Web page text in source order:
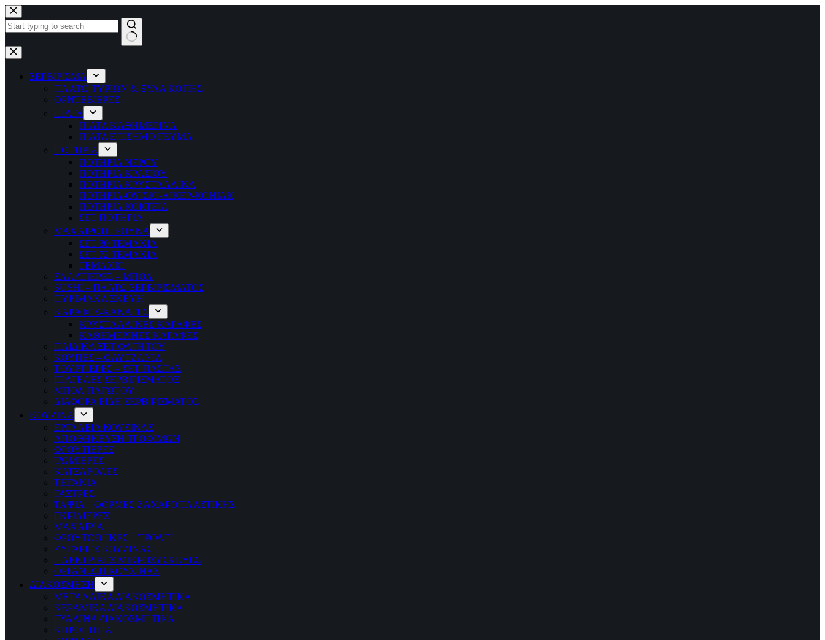
Μετάβαση
στο
περιεχόμενο
No
results
ΣΕΡΒΙΡΙΣΜΑ
ΠΛΑΤΩ ΤΥΡΙΩΝ & ΞΥΛΑ ΚΟΠΗΣ
ΟΡΝΤΕΒΙΕΡΕΣ
ΠΙΑΤΑ
ΠΙΑΤΑ ΚΑΘΗΜΕΡΙΝΑ
ΠΙΑΤΑ ΕΠΙΣΗΜΟ ΓΕΥΜΑ
ΠΟΤΗΡΙΑ
ΠΟΤΗΡΙΑ ΝΕΡΟΥ
ΠΟΤΗΡΙΑ ΚΡΑΣΙΟΥ
ΠΟΤΗΡΙΑ ΚΡΥΣΤΑΛΛΙΝΑ
ΠΟΤΗΡΙΑ-ΟΥΙΣΚΙ-ΛΙΚΕΡ-ΚΟΝΙΑΚ
ΠΟΤΗΡΙΑ ΚΟΚΤΕΙΛ
ΣΕΤ ΠΟΤΗΡΙΑ
ΜΑΧΑΙΡΟΠΗΡΟΥΝΑ
ΣΕΤ 30 ΤΕΜΑΧΙΑ
ΣΕΤ 72 ΤΕΜΑΧΙΑ
ΤΕΜΑΧΙΟ
ΣΑΛΑΤΙΕΡΕΣ – ΜΠΟΛ
SUSHI – ΠΛΑΤΩ ΣΕΡΒΙΡΙΣΜΑΤΟΣ
ΠΥΡΙΜΑΧΑ ΣΚΕΥΗ
ΚΑΡΑΦΕΣ-ΚΑΝΑΤΕΣ
ΚΡΥΣΤΑΛΛΙΝΕΣ ΚΑΡΑΦΕΣ
ΚΑΘΗΜΕΡΙΝΕΣ ΚΑΡΑΦΕΣ
ΠΑΙΔΙΚΑ ΣΕΤ ΦΑΓΗΤΟΥ
ΚΟΥΠΕΣ – ΦΛΥΤΖΑΝΙΑ
ΤΟΥΡΤΙΕΡΕΣ – ΣΕΤ ΠΑΣΤΑΣ
ΠΙΑΤΕΛΕΣ ΣΕΡΒΙΡΙΣΜΑΤΟΣ
ΜΠΟΛ ΠΑΓΩΤΟΥ
ΔΙΑΦΟΡΑ ΕΙΔΗ ΣΕΡΒΙΡΙΣΜΑΤΟΣ
ΚΟΥΖΙΝΑ
ΕΡΓΑΛΕΙΑ ΚΟΥΖΙΝΑΣ
ΑΠΟΘΗΚΕΥΣΗ ΤΡΟΦΙΜΩΝ
ΦΡΟΥΤΙΕΡΕΣ
ΨΩΜΙΕΡΕΣ
ΚΑΤΣΑΡΟΛΕΣ
ΤΗΓΑΝΙΑ
ΓΑΣΤΡΕΣ
ΤΑΨΙΑ – ΦΟΡΜΕΣ ΖΑΧΑΡΟΠΛΑΣΤΙΚΗΣ
ΓΚΡΙΛΙΕΡΕΣ
ΜΑΧΑΙΡΙΑ
ΦΡΟΥΤΟΘΗΚΕΣ – ΤΡΟΛΕΙ
ΖΥΓΑΡΙΕΣ ΚΟΥΖΙΝΑΣ
ΗΛΕΚΤΡΙΚΕΣ ΜΙΚΡΟΣΥΣΚΕΥΕΣ
ΟΡΓΑΝΩΣΗ ΚΟΥΖΙΝΑΣ
ΔΙΑΚΟΣΜΗΣΗ
ΜΕΤΑΛΛΙΚΑ ΔΙΑΚΟΣΜΗΤΙΚΑ
ΚΕΡΑΜΙΚΑ ΔΙΑΚΟΣΜΗΤΙΚΑ
ΓΥΑΛΙΝΑ ΔΙΑΚΟΣΜΗΤΙΚΑ
ΚΗΡΟΠΗΓΙΑ